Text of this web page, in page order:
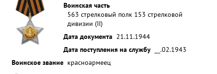
Воинская часть
563 стрелковый полк 153 стрелковой
дивизии (II)
Дата документа 21.11.1944
Дата поступления на службу
__.02.1943
Воинское звание красноармеец